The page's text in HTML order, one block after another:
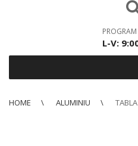
PROGRAM
L-V:
HOME ALUMINIU